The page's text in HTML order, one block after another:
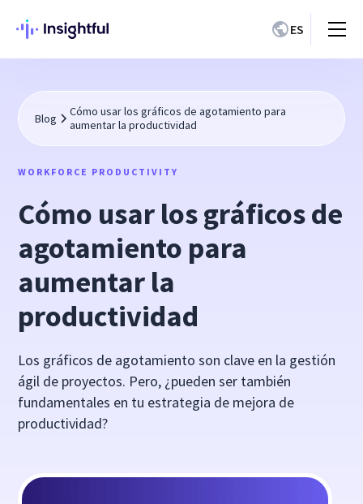
ES
Blog
Cómo usar los gráficos de agotamiento para
aumentar la productividad
WORKFORCE PRODUCTIVITY
Cómo usar los gráficos de
agotamiento para
aumentar la
productividad
Los gráficos de agotamiento son clave en la gestión
ágil de proyectos. Pero, ¿pueden ser también
fundamentales en tu estrategia de mejora de
productividad?